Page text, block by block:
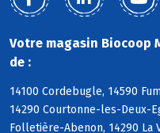
Votre magasin Biocoop
de :
14100 Cordebugle, 14590
14290 Courtonne-les-Deux-
Folletière-Abenon, 14290 La